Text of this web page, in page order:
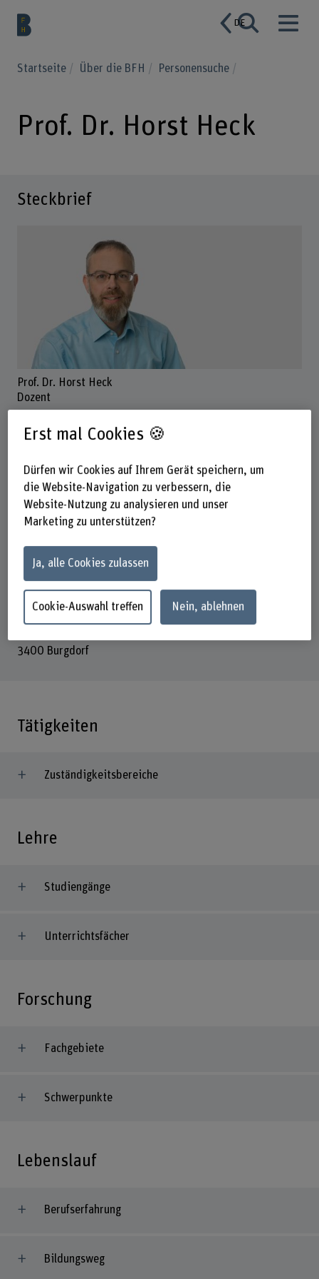
DE
Startseite Über die BFH Personensuche
Prof. Dr. Horst Heck
Steckbrief
Prof. Dr. Horst Heck
Dozent
+41 34 426 68 40
E-Mail anzeigen
Berner Fachhochschule
Technik und Informatik
Lehre
3400 Burgdorf
Tätigkeiten
Zuständigkeitsbereiche
Lehre
Studiengänge
Unterrichtsfächer
Forschung
Fachgebiete
Schwerpunkte
Lebenslauf
Berufserfahrung
Bildungsweg
Erst mal Cookies 🍪
Dürfen wir Cookies auf Ihrem Gerät speichern, um
die Website-Navigation zu verbessern, die
Website-Nutzung zu analysieren und unser
Marketing zu unterstützen?
Ja, alle Cookies zulassen
Cookie-Auswahl treffen Nein, ablehnen